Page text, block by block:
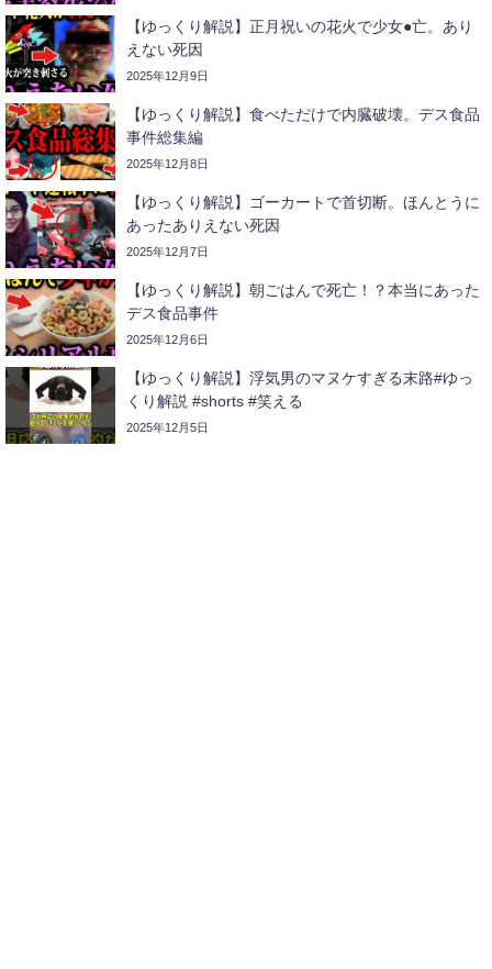
【ゆっくり解説】正月祝いの花火で少女●亡。あり
えない死因
2025年12月9日
【ゆっくり解説】食べただけで内臓破壊。デス食品
事件総集編
2025年12月8日
【ゆっくり解説】ゴーカートで首切断。ほんとうに
あったありえない死因
2025年12月7日
【ゆっくり解説】朝ごはんで死亡！？本当にあった
デス食品事件
2025年12月6日
【ゆっくり解説】浮気男のマヌケすぎる末路#ゆっ
くり解説 #shorts #笑える
2025年12月5日